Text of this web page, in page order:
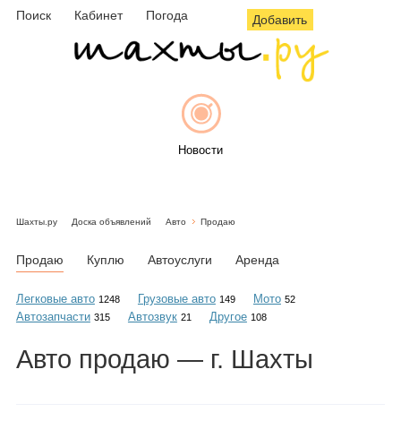
Поиск Кабинет Погода Добавить
Новости
Объявления
Шахты.ру Доска объявлений Авто Продаю
Продаю Куплю Автоуслуги Аренда
Легковые авто 1248 Грузовые авто 149 Мото 52
Автозапчасти 315 Автозвук 21 Другое 108
Авто продаю — г. Шахты